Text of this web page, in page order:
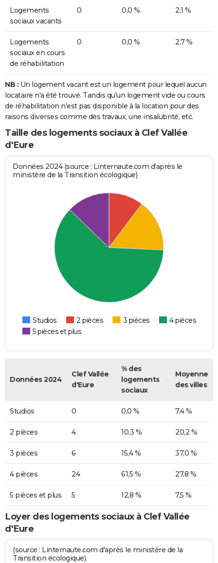
Logements
sociaux vacants
0 0,0 % 2,1 %
Logements
sociaux en cours
de réhabilitation
0 0,0 % 2,7 %
NB : Un logement vacant est un logement pour lequel aucun
locataire n'a été trouvé. Tandis qu'un logement vide ou cours
de réhabilitation n'est pas disponible à la location pour des
raisons diverses comme des travaux, une insalubrité, etc.
Taille des logements sociaux à Clef Vallée
d'Eure
Données 2024 (source : Linternaute.com d'après le
ministère de la Transition écologique)
Studios 2 pièces 3 pièces
4 pièces
5 pièces et plus
Données 2024
Clef Vallée
d'Eure
% des
logements
sociaux
Moyenne
des villes
Studios 0 0,0 % 7,4 %
2 pièces 4 10,3 % 20,2 %
3 pièces 6 15,4 % 37,0 %
4 pièces 24 61,5 % 27,8 %
5 pièces et plus 5 12,8 % 7,5 %
Loyer des logements sociaux à Clef Vallée
d'Eure
(source : Linternaute.com d'après le ministère de la
Transition écologique)